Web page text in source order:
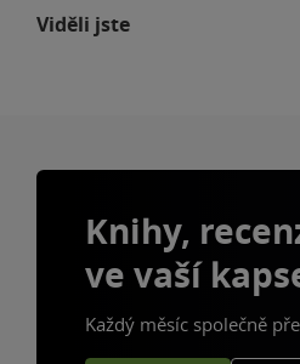
Viděli jste
Knihy,
ve vaší
Každý měsíc společně